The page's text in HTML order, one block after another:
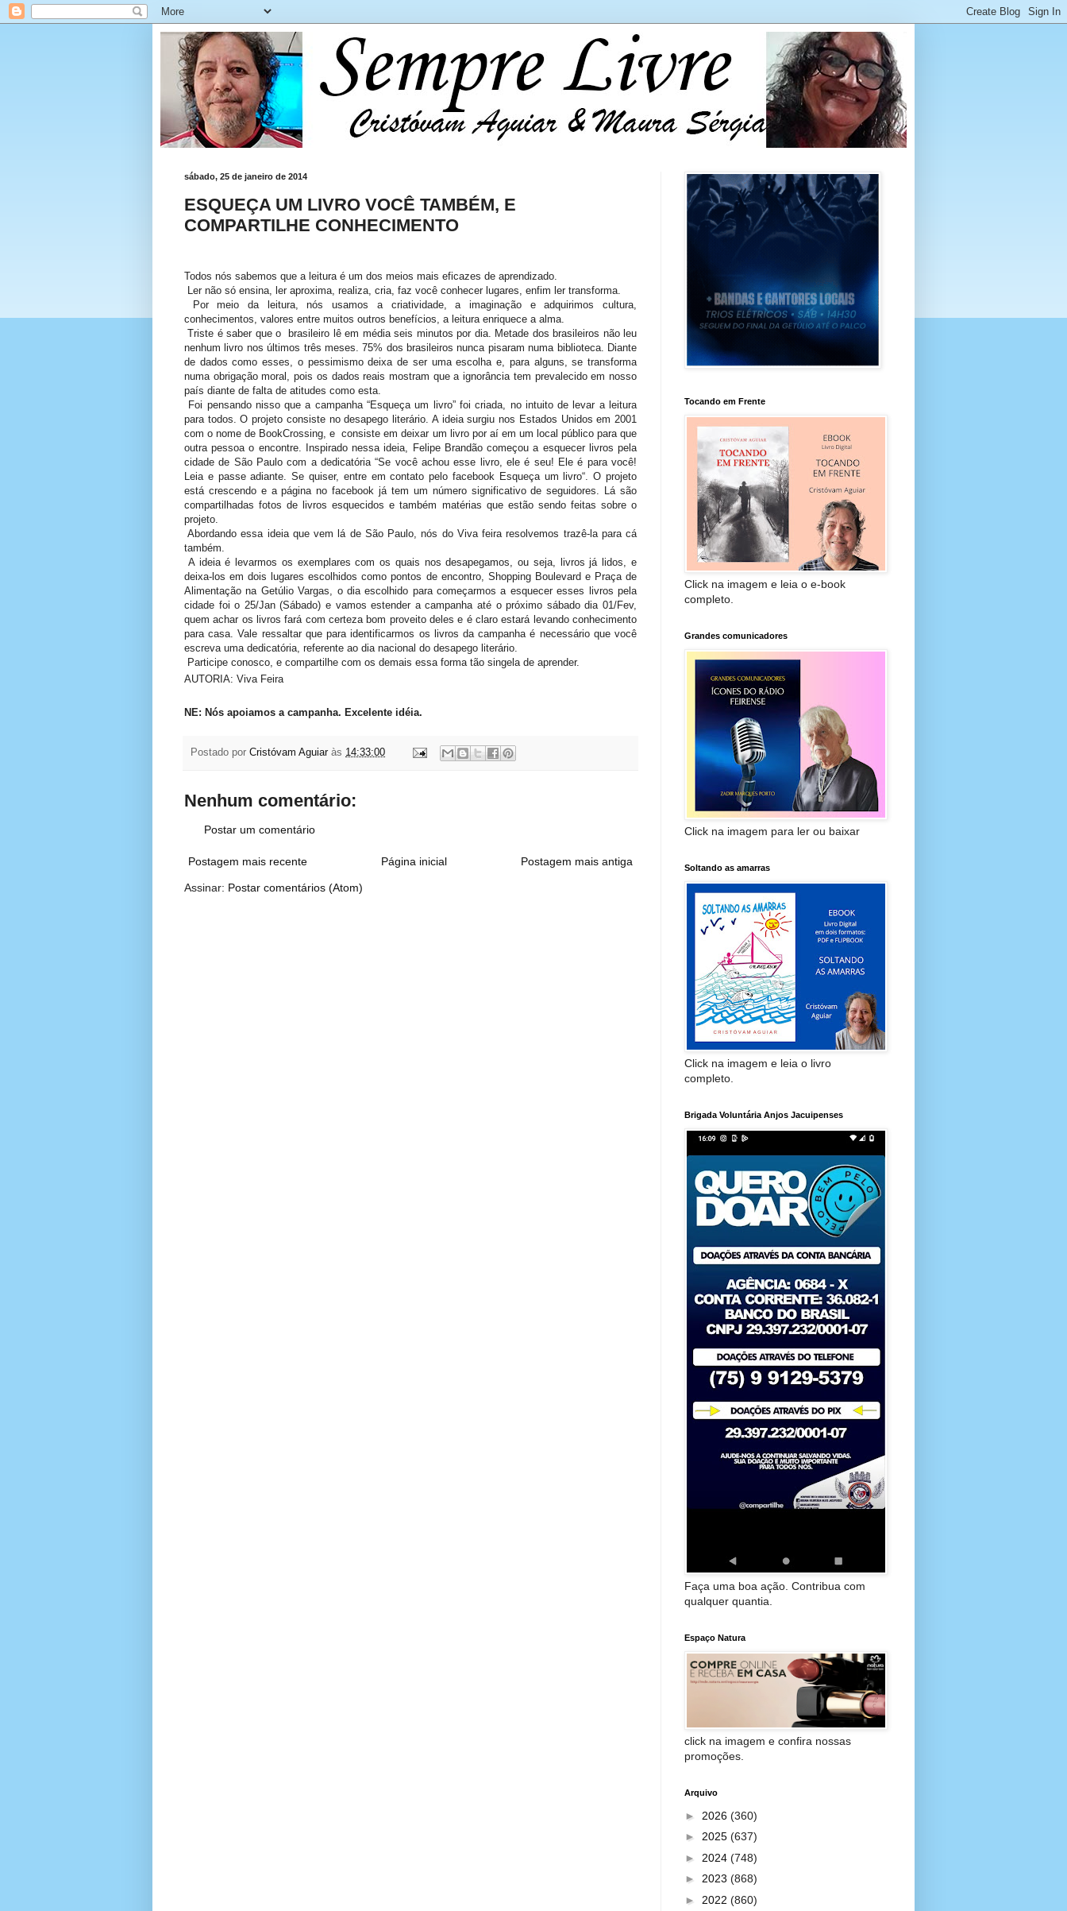
sábado, 25 de janeiro de 2014
ESQUEÇA UM LIVRO VOCÊ TAMBÉM, E
COMPARTILHE CONHECIMENTO
Todos nós sabemos que a leitura é um dos meios mais eficazes de aprendizado.
Ler não só ensina, ler aproxima, realiza, cria, faz você conhecer lugares, enfim ler transforma.
Por meio da leitura, nós usamos a criatividade, a imaginação e adquirimos cultura,
conhecimentos, valores entre muitos outros benefícios, a leitura enriquece a alma.
Triste é saber que o brasileiro lê em média seis minutos por dia. Metade dos brasileiros não leu
nenhum livro nos últimos três meses. 75% dos brasileiros nunca pisaram numa biblioteca. Diante
de dados como esses, o pessimismo deixa de ser uma escolha e, para alguns, se transforma
numa obrigação moral, pois os dados reais mostram que a ignorância tem prevalecido em nosso
país diante de falta de atitudes como esta.
Foi pensando nisso que a campanha “Esqueça um livro” foi criada, no intuito de levar a leitura
para todos. O projeto consiste no desapego literário. A ideia surgiu nos Estados Unidos em 2001
com o nome de BookCrossing, e consiste em deixar um livro por aí em um local público para que
outra pessoa o encontre. Inspirado nessa ideia, Felipe Brandão começou a esquecer livros pela
cidade de São Paulo com a dedicatória “Se você achou esse livro, ele é seu! Ele é para você!
Leia e passe adiante. Se quiser, entre em contato pelo facebook Esqueça um livro“. O projeto
está crescendo e a página no facebook já tem um número significativo de seguidores. Lá são
compartilhadas fotos de livros esquecidos e também matérias que estão sendo feitas sobre o
projeto.
Abordando essa ideia que vem lá de São Paulo, nós do Viva feira resolvemos trazê-la para cá
também.
A ideia é levarmos os exemplares com os quais nos desapegamos, ou seja, livros já lidos, e
deixa-los em dois lugares escolhidos como pontos de encontro, Shopping Boulevard e Praça de
Alimentação na Getúlio Vargas, o dia escolhido para começarmos a esquecer esses livros pela
cidade foi o 25/Jan (Sábado) e vamos estender a campanha até o próximo sábado dia 01/Fev,
quem achar os livros fará com certeza bom proveito deles e é claro estará levando conhecimento
para casa. Vale ressaltar que para identificarmos os livros da campanha é necessário que você
escreva uma dedicatória, referente ao dia nacional do desapego literário.
Participe conosco, e compartilhe com os demais essa forma tão singela de aprender.
AUTORIA: Viva Feira
NE: Nós apoiamos a campanha. Excelente idéia.
Postado por Cristóvam Aguiar às 14:33:00
Nenhum comentário:
Postar um comentário
Postagem mais recente Postagem mais antiga
Página inicial
Assinar: Postar comentários (Atom)
Tocando em Frente
Click na imagem e leia o e-book
completo.
Grandes comunicadores
Click na imagem para ler ou baixar
Soltando as amarras
Click na imagem e leia o livro
completo.
Brigada Voluntária Anjos Jacuipenses
Faça uma boa ação. Contribua com
qualquer quantia.
Espaço Natura
click na imagem e confira nossas
promoções.
Arquivo
► 2026 (360)
► 2025 (637)
► 2024 (748)
► 2023 (868)
► 2022 (860)